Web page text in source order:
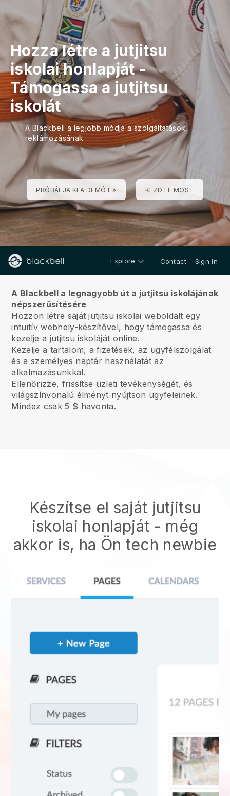
Hozza létre a jutjitsu
iskolai honlapját-
Támogassa a jutjitsu
iskolát
A Blackbell a legjobb módja a szolgáltatások
reklámozásának
PRÓBÁLJA KI A DEMÓT » KEZD EL MOST
Explore Contact Sign in
A Blackbell a legnagyobb út a jutjitsu iskolájának
népszerűsítésére
Hozzon létre saját jutjitsu iskolai weboldalt egy
intuitív webhely-készítővel, hogy támogassa és
kezelje a jutjitsu iskoláját online.
Kezelje a tartalom, a fizetések, az ügyfélszolgálat
és a személyes naptár használatát az
alkalmazásunkkal.
Ellenőrizze, frissítse üzleti tevékenységét, és
világszínvonalú élményt nyújtson ügyfeleinek.
Mindez csak 5 $ havonta.
Készítse el saját jutjitsu
iskolai honlapját - még
akkor is, ha Ön tech newbie